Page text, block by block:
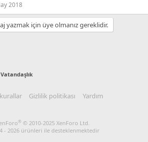
2018
yazmak için üye olmanız gereklidir.
Gizlilik politikası
Yardım
® © 2010-2025 XenForo Ltd.
- 2026 ürünleri ile desteklenmektedir